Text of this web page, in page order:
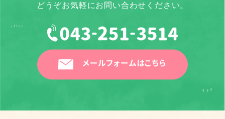
どうぞお気軽にお問い合わせください。
メールフォームはこちら